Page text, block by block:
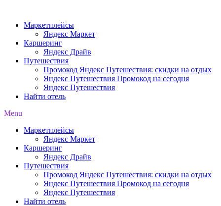
содержимому
Маркетплейсы
Яндекс Маркет
Каршеринг
Яндекс Драйв
Путешествия
Промокод Яндекс Путешествия: скидки на отдых
Яндекс Путешествия Промокод на сегодня
Яндекс Путешествия
Найти отель
Menu
Маркетплейсы
Яндекс Маркет
Каршеринг
Яндекс Драйв
Путешествия
Промокод Яндекс Путешествия: скидки на отдых
Яндекс Путешествия Промокод на сегодня
Яндекс Путешествия
Найти отель